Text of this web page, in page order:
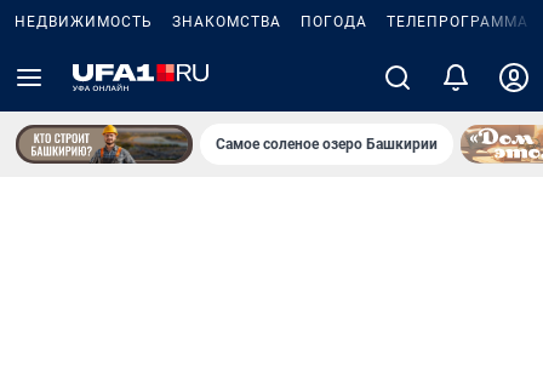
НЕДВИЖИМОСТЬ ЗНАКОМСТВА ПОГОДА ТЕЛЕПРОГРАММА
Самое соленое озеро Башкирии